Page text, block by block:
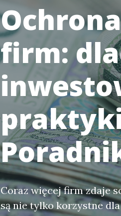
firm:
Coraz więcej firm zdaje
są nie tylko korzystne